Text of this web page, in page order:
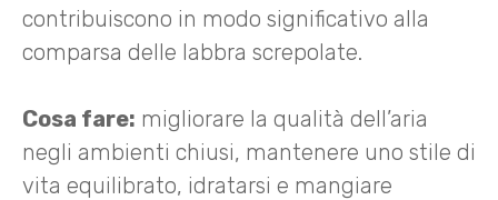
contribuiscono in modo significativo alla
comparsa delle labbra screpolate.
Cosa fare: migliorare la qualità dell’aria
negli ambienti chiusi, mantenere uno stile di
vita equilibrato, idratarsi e mangiare